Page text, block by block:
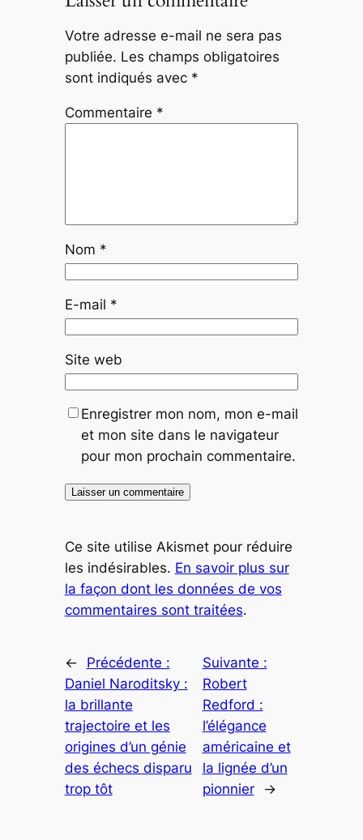
Votre adresse e-mail ne sera pas
publiée. Les champs obligatoires
sont indiqués avec *
Commentaire *
Nom *
E-mail *
Site web
Enregistrer mon nom, mon e-mail
et mon site dans le navigateur
pour mon prochain commentaire.
Ce site utilise Akismet pour réduire
les indésirables. En savoir plus sur
la façon dont les données de vos
commentaires sont traitées.
←
Précédente :
Daniel Naroditsky :
la brillante
trajectoire et les
origines d’un génie
des échecs disparu
trop tôt
Suivante :
Robert
Redford :
l’élégance
américaine et
la lignée d’un
pionnier
→